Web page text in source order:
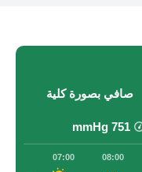
صافي بصورة كلية
751
mmHg
07:00 08:00